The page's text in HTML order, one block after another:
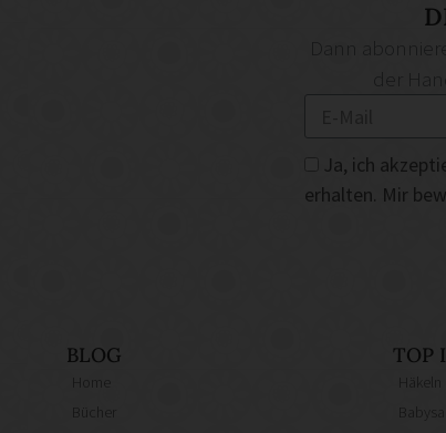
der
Ja, ich
erhalten. Mir
BLOG TOP
Häkeln